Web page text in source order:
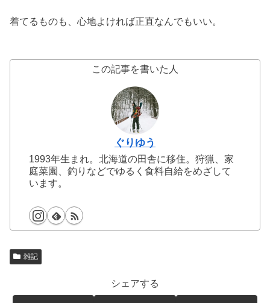
着てるものも、心地よければ正直なんでもいい。
この記事を書いた人
ぐりゆう
1993年生まれ。北海道の田舎に移住。狩猟、家
庭菜園、釣りなどでゆるく食料自給をめざして
います。
雑記
シェアする